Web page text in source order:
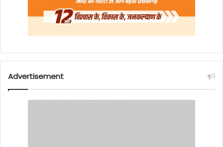
Advertisement